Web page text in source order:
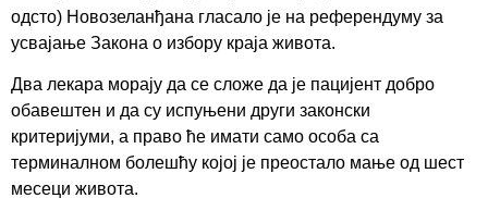
одсто) Новозеланђана гласало је на референдуму за
усвајање Закона о избору краја живота.
Два лекара морају да се сложе да је пацијент добро
обавештен и да су испуњени други законски
критеријуми, а право ће имати само особа са
терминалном болешћу којој је преостало мање од шест
месеци живота.